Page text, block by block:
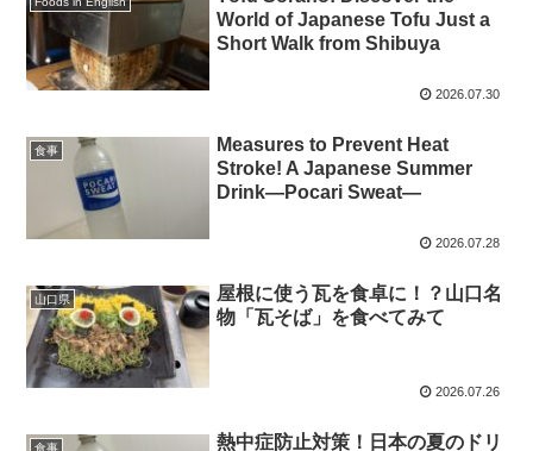
World of Japanese Tofu Just a
Short Walk from Shibuya
2026.07.30
食事
Measures to Prevent Heat
Stroke! A Japanese Summer
Drink—Pocari Sweat—
2026.07.28
山口県
屋根に使う瓦を食卓に！？山口名
物「瓦そば」を食べてみて
2026.07.26
食事
熱中症防止対策！日本の夏のドリ